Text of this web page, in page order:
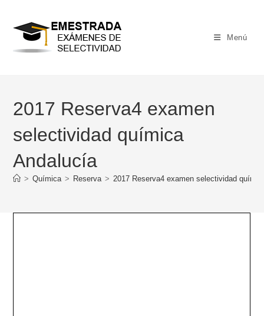
contenido
Menú
2017 Reserva4 examen
selectividad química
Andalucía
> Química > Reserva > 2017 Reserva4 examen selectividad